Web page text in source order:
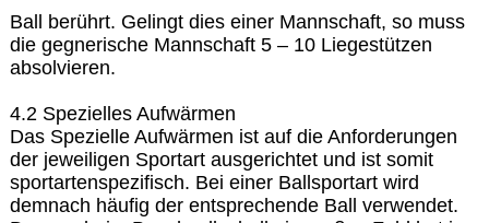
Ball berührt. Gelingt dies einer Mannschaft, so muss
die gegnerische Mannschaft 5 – 10 Liegestützen
absolvieren.
4.2 Spezielles Aufwärmen
Das Spezielle Aufwärmen ist auf die Anforderungen
der jeweiligen Sportart ausgerichtet und ist somit
sportartenspezifisch. Bei einer Ballsportart wird
demnach häufig der entsprechende Ball verwendet.